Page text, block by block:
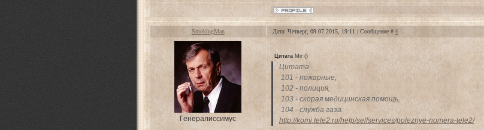
SmokingMan Дата: Четверг, 09.07.2015, 19:11 | Сообщение # 6
Генералиссимус
Цитата Mir()
Цитата
101 - пожарные,
102 - полиция,
103 - скорая медицинская помощь,
104 - служба газа.
http://komi.tele2.ru/help/selfservices/poleznye-nomera-tele2/